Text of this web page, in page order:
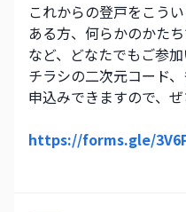
これからの登戸をこう
ある方、何らかのかた
など、どなたでもご参加
チラシの二次元コード
申込みできますので、
https://forms.gle/